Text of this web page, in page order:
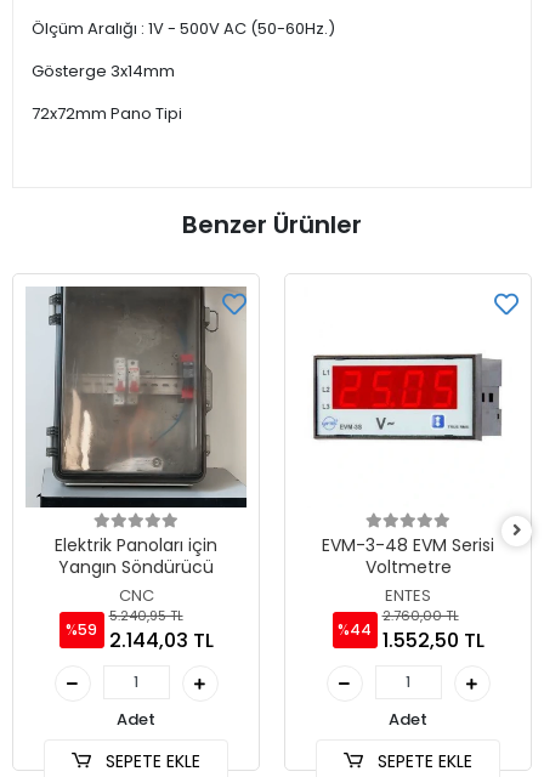
Ölçüm Aralığı : 1V - 500V AC (50-60Hz.)
Gösterge 3x14mm
72x72mm Pano Tipi
Benzer Ürünler
Elektrik Panoları için
Yangın Söndürücü
CNC
%59
5.240,95 TL
2.144,03 TL
Adet
SEPETE EKLE
EVM-3-48 EVM Serisi
Voltmetre
ENTES
%44
2.760,00 TL
1.552,50 TL
Adet
SEPETE EKLE